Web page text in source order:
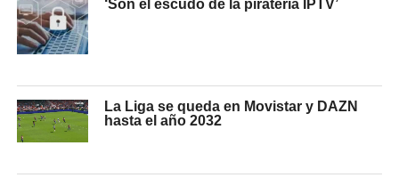
‘Son el escudo de la piratería IPTV’
La Liga se queda en Movistar y DAZN
hasta el año 2032